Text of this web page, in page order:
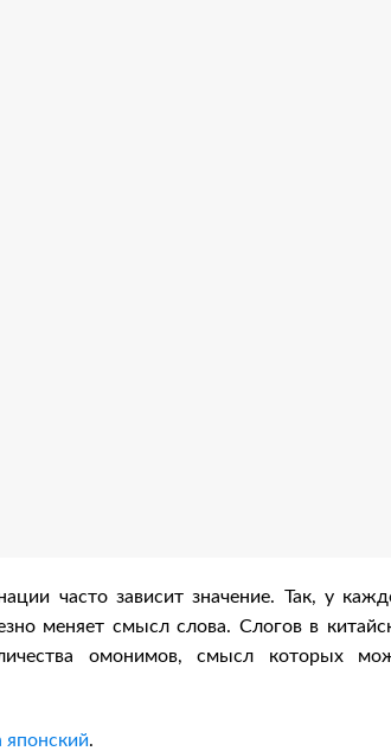
часто зависит значение. Так, у
меняет смысл слова. Слогов в
омонимов, смысл которых
японский.